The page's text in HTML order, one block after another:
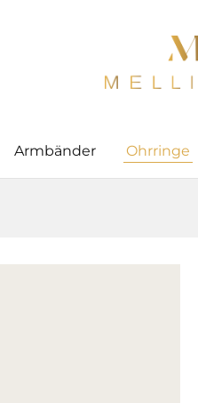
–
Armbänder Ohrringe